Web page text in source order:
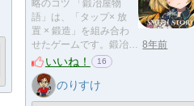
略のコツ 「鍛冶屋物
語」は、「タップ× 放
置 × 鍛造」を組み合わ
せたゲームです。鍛冶… 8年前
いいね！ 16
のりすけ